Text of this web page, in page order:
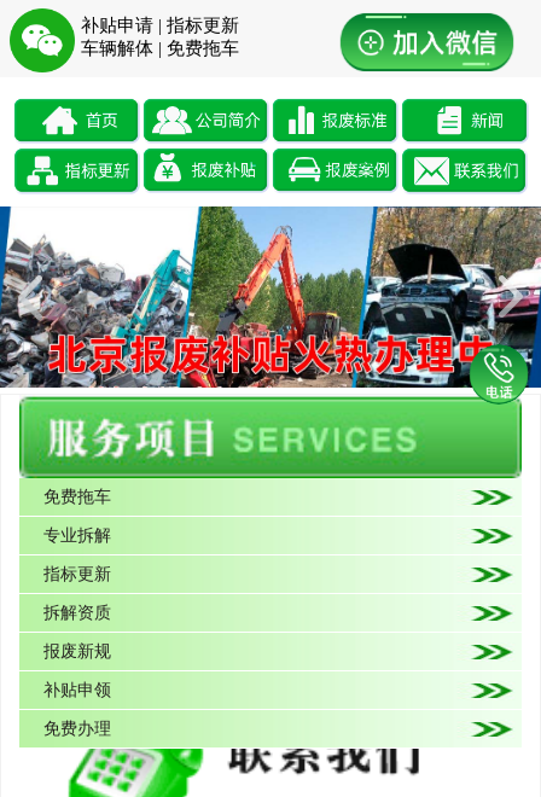
补贴申请 | 指标更新
车辆解体 | 免费拖车
免费拖车
专业拆解
指标更新
拆解资质
报废新规
补贴申领
免费办理